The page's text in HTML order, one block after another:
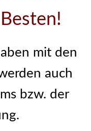
mit den
auch
bzw. der